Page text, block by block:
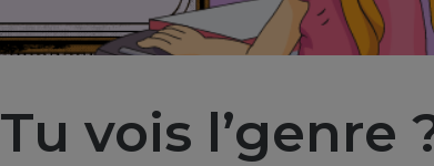
Tu vois l’genre